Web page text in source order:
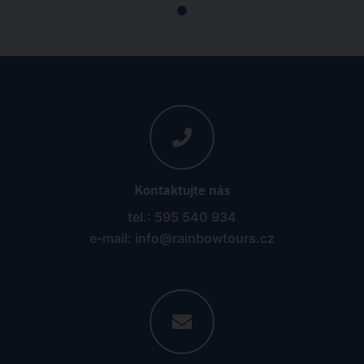
Kontaktujte nás
tel.: 595 540 934
e-mail: info@rainbowtours.cz